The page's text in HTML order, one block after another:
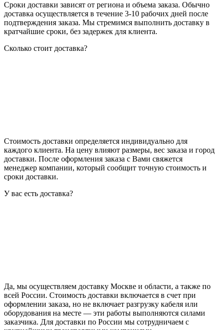
Сроки доставки зависят от региона и объема заказа. Обычно
доставка осуществляется в течение 3-10 рабочих дней после
подтверждения заказа. Мы стремимся выполнить доставку в
кратчайшие сроки, без задержек для клиента.
Сколько стоит доставка?
Стоимость доставки определяется индивидуально для
каждого клиента. На цену влияют размеры, вес заказа и город
доставки. После оформления заказа с Вами свяжется
менеджер компании, который сообщит точную стоимость и
сроки доставки.
У вас есть доставка?
Да, мы осуществляем доставку Москве и области, а также по
всей России. Стоимость доставки включается в счет при
оформлении заказа, но не включает разгрузку кабеля или
оборудования на месте — эти работы выполняются силами
заказчика. Для доставки по России мы сотрудничаем с